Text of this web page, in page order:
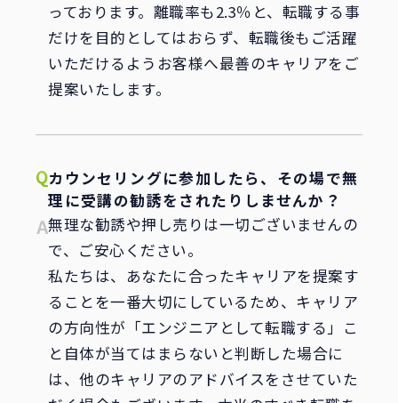
っております。離職率も2.3％と、転職する事
だけを目的としてはおらず、転職後もご活躍
いただけるようお客様へ最善のキャリアをご
提案いたします。
カウンセリングに参加したら、その場で無
理に受講の勧誘をされたりしませんか？
無理な勧誘や押し売りは一切ございませんの
で、ご安心ください。
私たちは、あなたに合ったキャリアを提案す
ることを一番大切にしているため、キャリア
の方向性が「エンジニアとして転職する」こ
と自体が当てはまらないと判断した場合に
は、他のキャリアのアドバイスをさせていた